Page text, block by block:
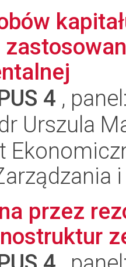
4 ,
Urszula
przez